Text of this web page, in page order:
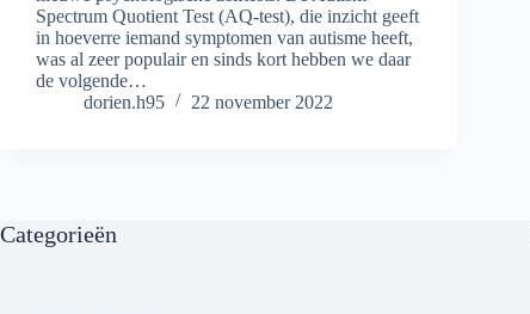
Spectrum Quotient Test (AQ-test), die inzicht geeft
in hoeverre iemand symptomen van autisme heeft,
was al zeer populair en sinds kort hebben we daar
de volgende…
dorien.h95
22 november 2022
Categorieën